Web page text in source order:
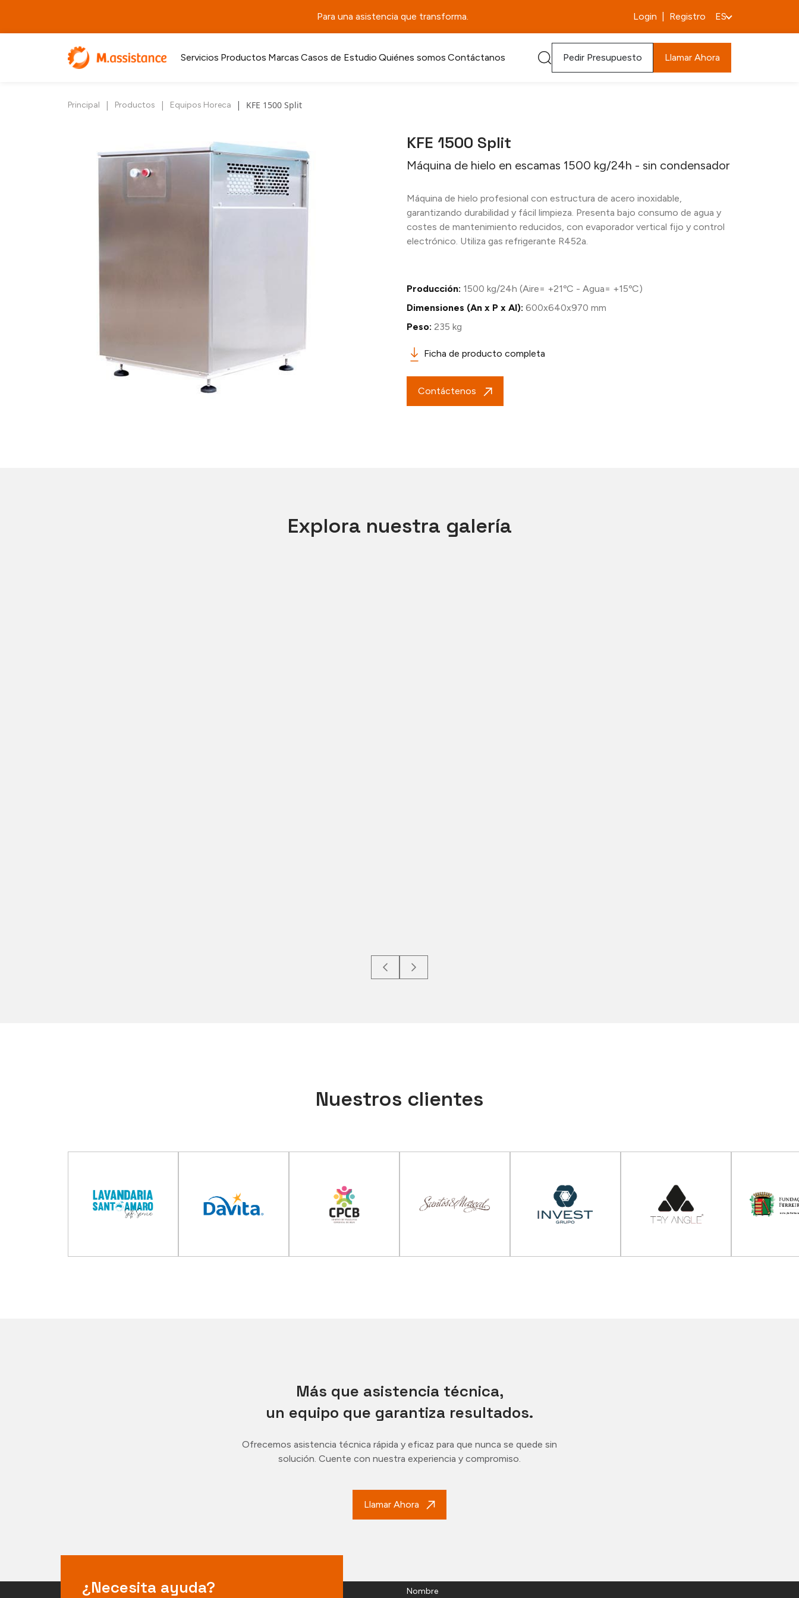
Para una asistencia que transforma. Login Registro ES
Servicios Productos Marcas Casos de Estudio Quiénes somos Contáctanos Pedir Presupuesto Llamar Ahora
Principal | Productos | Equipos Horeca | KFE 1500 Split
KFE 1500 Split
Máquina de hielo en escamas 1500 kg/24h - sin condensador
Máquina de hielo profesional con estructura de acero inoxidable,
garantizando durabilidad y fácil limpieza. Presenta bajo consumo de agua y
costes de mantenimiento reducidos, con evaporador vertical fijo y control
electrónico. Utiliza gas refrigerante R452a.
Producción: 1500 kg/24h (Aire= +21ºC - Agua= +15ºC)
Dimensiones (An x P x Al): 600x640x970 mm
Peso: 235 kg
Ficha de producto completa
Contáctenos
Explora nuestra galería
Nuestros clientes
Más que asistencia técnica,
un equipo que garantiza resultados.
Ofrecemos asistencia técnica rápida y eficaz para que nunca se quede sin
solución. Cuente con nuestra experiencia y compromiso.
Llamar Ahora
¿Necesita ayuda?
Nombre